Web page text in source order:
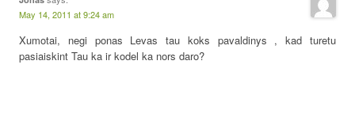
May 14, 2011 at 9:24 am
Xumotai, negi ponas Levas tau koks pavaldinys , kad turetu
pasiaiskint Tau ka ir kodel ka nors daro?